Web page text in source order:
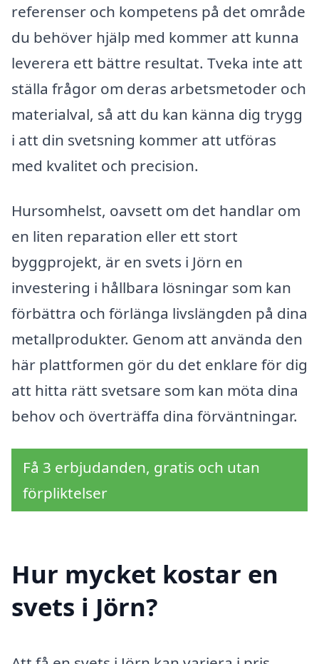
referenser och kompetens på det område
du behöver hjälp med kommer att kunna
leverera ett bättre resultat. Tveka inte att
ställa frågor om deras arbetsmetoder och
materialval, så att du kan känna dig trygg
i att din svetsning kommer att utföras
med kvalitet och precision.
Hursomhelst, oavsett om det handlar om
en liten reparation eller ett stort
byggprojekt, är en svets i Jörn en
investering i hållbara lösningar som kan
förbättra och förlänga livslängden på dina
metallprodukter. Genom att använda den
här plattformen gör du det enklare för dig
att hitta rätt svetsare som kan möta dina
behov och överträffa dina förväntningar.
Få 3 erbjudanden, gratis och utan
förpliktelser
Hur mycket kostar en
svets i Jörn?